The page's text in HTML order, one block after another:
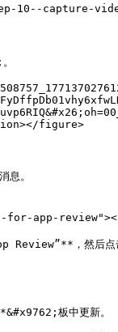
10--capture-
figure>
息。
for-app-
，然后点击“
板中更新。